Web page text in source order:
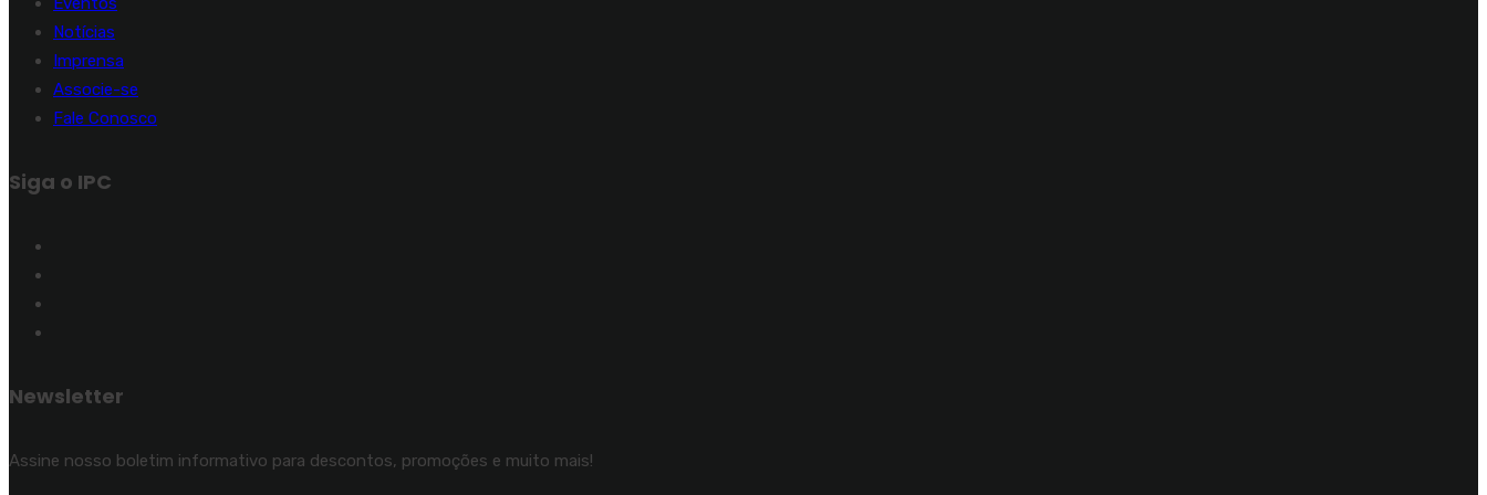
Notícias
Imprensa
Associe-se
Fale Conosco
Siga o IPC
Newsletter
Assine nosso boletim informativo para descontos, promoções e muito mais!